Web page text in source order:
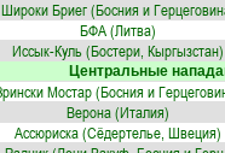
Широки Бриег (Босния и
БФА (Литва)
Иссык-Куль (Бостери, Кыргызстан)
Центральные
Мостар (Босния и
Верона (Италия)
Ассюриска (Сёдертелье, Швеция)